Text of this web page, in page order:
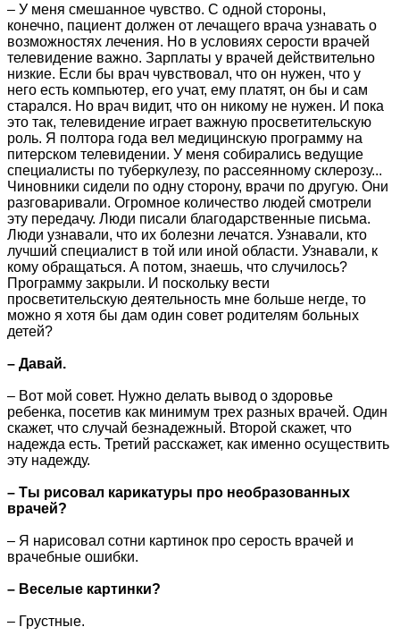
– У меня смешанное чувство. С одной стороны,
конечно, пациент должен от лечащего врача узнавать о
возможностях лечения. Но в условиях серости врачей
телевидение важно. Зарплаты у врачей действительно
низкие. Если бы врач чувствовал, что он нужен, что у
него есть компьютер, его учат, ему платят, он бы и сам
старался. Но врач видит, что он никому не нужен. И пока
это так, телевидение играет важную просветительскую
роль. Я полтора года вел медицинскую программу на
питерском телевидении. У меня собирались ведущие
специалисты по туберкулезу, по рассеянному склерозу...
Чиновники сидели по одну сторону, врачи по другую. Они
разговаривали. Огромное количество людей смотрели
эту передачу. Люди писали благодарственные письма.
Люди узнавали, что их болезни лечатся. Узнавали, кто
лучший специалист в той или иной области. Узнавали, к
кому обращаться. А потом, знаешь, что случилось?
Программу закрыли. И поскольку вести
просветительскую деятельность мне больше негде, то
можно я хотя бы дам один совет родителям больных
детей?
– Давай.
– Вот мой совет. Нужно делать вывод о здоровье
ребенка, посетив как минимум трех разных врачей. Один
скажет, что случай безнадежный. Второй скажет, что
надежда есть. Третий расскажет, как именно осуществить
эту надежду.
– Ты рисовал карикатуры про необразованных
врачей?
– Я нарисовал сотни картинок про серость врачей и
врачебные ошибки.
– Веселые картинки?
– Грустные.